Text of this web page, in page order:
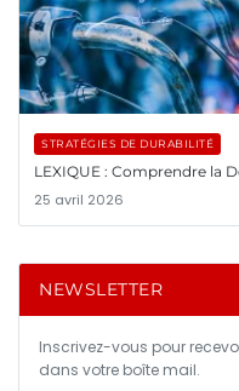
STRATÉGIES DE DURABILITÉ
LEXIQUE : Comprendre la
25 avril 2026
NEWSLETTER
Inscrivez-vous pour
dans votre boîte mail.